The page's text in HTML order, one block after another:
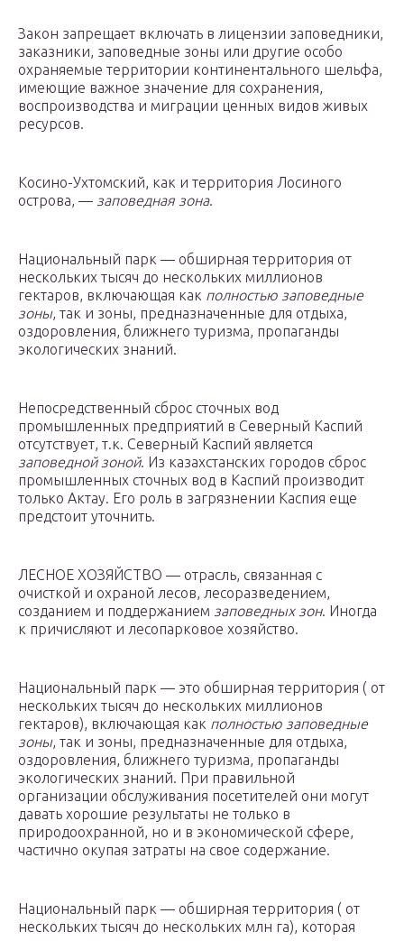
Закон запрещает включать в лицензии заповедники,
заказники, заповедные зоны или другие особо
охраняемые территории континентального шельфа,
имеющие важное значение для сохранения,
воспроизводства и миграции ценных видов живых
ресурсов.
Косино-Ухтомский, как и территория Лосиного
острова, — заповедная зона.
Национальный парк — обширная территория от
нескольких тысяч до нескольких миллионов
гектаров, включающая как полностью заповедные
зоны, так и зоны, предназначенные для отдыха,
оздоровления, ближнего туризма, пропаганды
экологических знаний.
Непосредственный сброс сточных вод
промышленных предприятий в Северный Каспий
отсутствует, т.к. Северный Каспий является
заповедной зоной. Из казахстанских городов сброс
промышленных сточных вод в Каспий производит
только Актау. Его роль в загрязнении Каспия еще
предстоит уточнить.
ЛЕСНОЕ ХОЗЯЙСТВО — отрасль, связанная с
очисткой и охраной лесов, лесоразведением,
созданием и поддержанием заповедных зон. Иногда
к причисляют и лесопарковое хозяйство.
Национальный парк — это обширная территория ( от
нескольких тысяч до нескольких миллионов
гектаров), включающая как полностью заповедные
зоны, так и зоны, предназначенные для отдыха,
оздоровления, ближнего туризма, пропаганды
экологических знаний. При правильной
организации обслуживания посетителей они могут
давать хорошие результаты не только в
природоохранной, но и в экономической сфере,
частично окупая затраты на свое содержание.
Национальный парк — обширная территория ( от
нескольких тысяч до нескольких млн га), которая